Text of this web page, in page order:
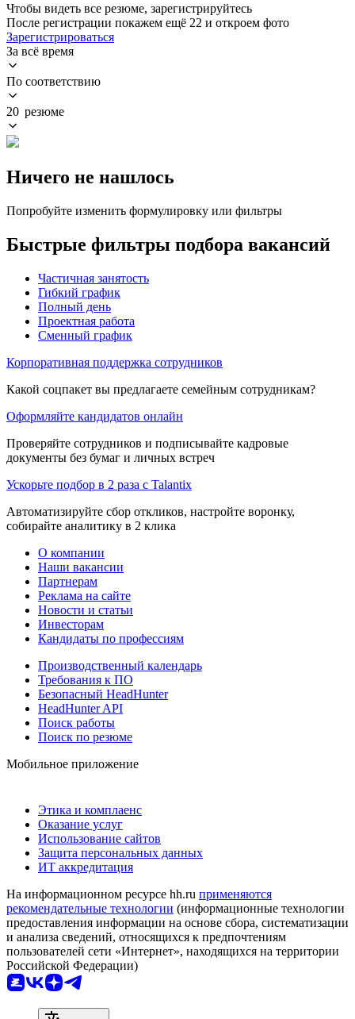
Чтобы видеть все резюме, зарегистрируйтесь
После регистрации покажем ещё 22 и откроем фото
Зарегистрироваться
За всё время
По соответствию
20 резюме
Ничего не нашлось
Попробуйте изменить формулировку или фильтры
Быстрые фильтры подбора вакансий
Частичная занятость
Гибкий график
Полный день
Проектная работа
Сменный график
Корпоративная поддержка сотрудников
Какой соцпакет вы предлагаете семейным сотрудникам?
Оформляйте кандидатов онлайн
Проверяйте сотрудников и подписывайте кадровые
документы без бумаг и личных встреч
Ускорьте подбор в 2 раза с Talantix
Автоматизируйте сбор откликов, настройте воронку,
собирайте аналитику в 2 клика
О компании
Наши вакансии
Партнерам
Реклама на сайте
Новости и статьи
Инвесторам
Кандидаты по профессиям
Производственный календарь
Требования к ПО
Безопасный HeadHunter
HeadHunter API
Поиск работы
Поиск по резюме
Мобильное приложение
Этика и комплаенс
Оказание услуг
Использование сайтов
Защита персональных данных
ИТ аккредитация
На информационном ресурсе hh.ru применяются
рекомендательные технологии (информационные технологии
предоставления информации на основе сбора, систематизации
и анализа сведений, относящихся к предпочтениям
пользователей сети «Интернет», находящихся на территории
Российской Федерации)